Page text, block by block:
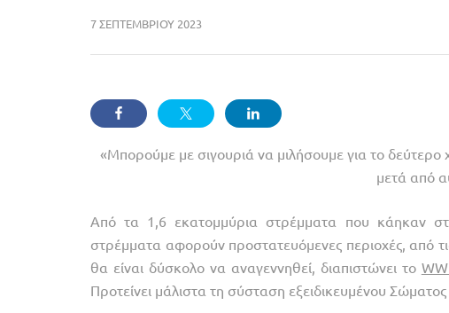
7 ΣΕΠΤΕΜΒΡΊΟΥ 2023
«Μπορούμε με σιγουριά να μιλήσουμε για το δεύτερο
μετά από
Από τα 1,6 εκατομμύρια στρέμματα που κάηκαν
στρέμματα αφορούν προστατευόμενες περιοχές, από
θα είναι δύσκολο να αναγεννηθεί, διαπιστώνει το
Προτείνει μάλιστα τη σύσταση εξειδικευμένου